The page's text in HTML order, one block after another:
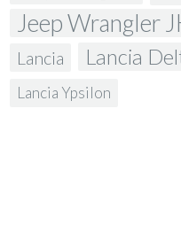
Jeep Wrangler
Lancia Lancia
Lancia Ypsilon